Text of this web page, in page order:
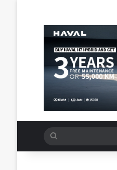
بحث
عن